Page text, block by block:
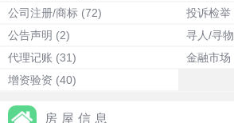
公司注册/商标 (72) 投诉检举
公告声明 (2) 寻人/寻物
代理记账 (31) 金融市场
增资验资 (40)
房屋信息